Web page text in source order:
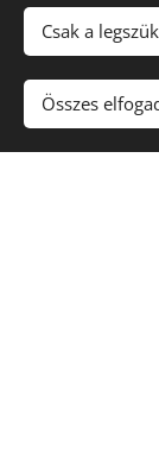
reprehenderit
molestiae.
Csak a
Összes